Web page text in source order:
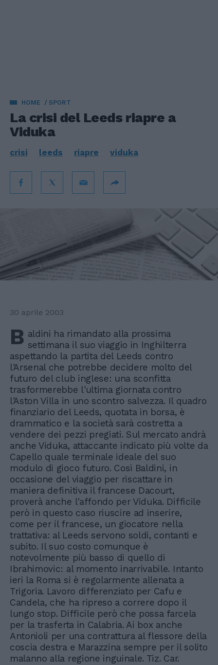
HOME SPORT
La crisi del Leeds riapre a
Viduka
crisi leeds riapre viduka
30 aprile 2003
B aldini ha rimandato alla prossima
settimana il suo viaggio in Inghilterra
aspettando la partita del Leeds contro
l'Arsenal che potrebbe decidere molto del
futuro del club inglese: una sconfitta
trasformerebbe l'ultima giornata contro
l'Aston Villa in uno scontro salvezza. Il quadro
finanziario del Leeds, quotata in borsa, è
drammatico e la società sarà costretta a
vendere dei pezzi pregiati. Sul mercato andrà
anche Viduka, attaccante indicato più volte da
Capello quale terminale ideale del suo
modulo di gioco futuro. Così Baldini, in
occasione del viaggio per riscattare in
maniera definitiva il francese Dacourt,
proverà anche l'affondo per Viduka. Difficile
però in questo caso riuscire ad inserire,
come per il francese, un giocatore nella
trattativa: al Leeds servono soldi, contanti e
subito. Il suo costo comunque è
notevolmente più basso di quello di
Ibrahimovic: al momento inarrivabile. Intanto
ieri la Roma si è regolarmente allenata a
Trigoria. Lavoro differenziato per Cafu e
Candela, che ha ripreso a correre dopo il
lungo stop. Difficile però che possa farcela
per la trasferta in Calabria. Ai box anche
Antonioli per una contrattura al flessore della
coscia destra e Marazzina sempre per il solito
malanno alla regione inguinale. Tiz. Car.